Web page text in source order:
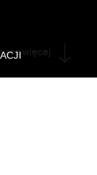
więcej